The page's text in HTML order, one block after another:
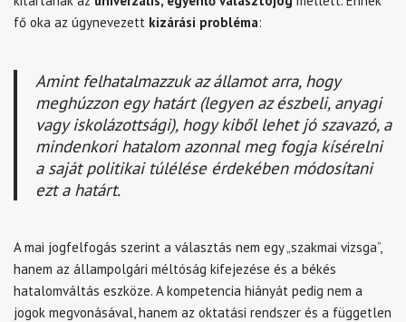
fő oka az úgynevezett kizárási probléma:
Amint felhatalmazzuk az államot arra, hogy
meghúzzon egy határt (legyen az észbeli, anyagi
vagy iskolázottsági), hogy kiből lehet jó szavazó, a
mindenkori hatalom azonnal meg fogja kísérelni
a saját politikai túlélése érdekében módosítani
ezt a határt.
A mai jogfelfogás szerint a választás nem egy „szakmai vizsga”,
hanem az állampolgári méltóság kifejezése és a békés
hatalomváltás eszköze. A kompetencia hiányát pedig nem a
jogok megvonásával, hanem az oktatási rendszer és a független